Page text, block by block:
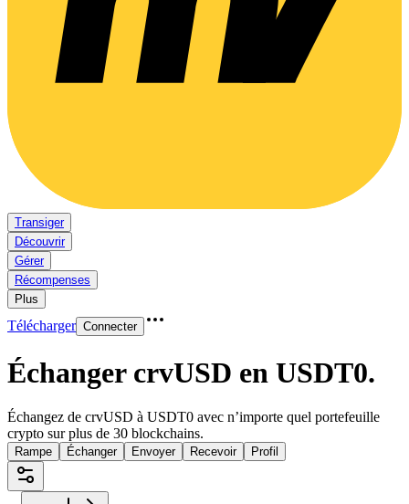
Transiger
Découvrir
Gérer
Récompenses
Plus
Télécharger Connecter
Échanger crvUSD en USDT0.
Échangez de crvUSD à USDT0 avec n’importe quel portefeuille
crypto sur plus de 30 blockchains.
Rampe Échanger Envoyer Recevoir Profil